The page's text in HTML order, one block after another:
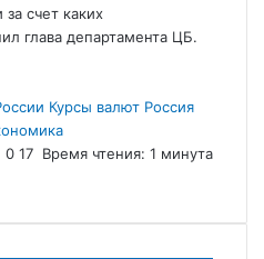
счет каких
глава департамента ЦБ.
Курсы валют Россия
0 17 Время чтения: 1 минута
электронную